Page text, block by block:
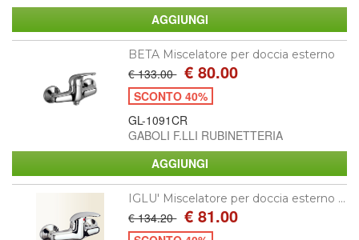
BETA Miscelatore per doccia esterno
€ 133.00 € 80.00
SCONTO 40%
GL-1091CR
GABOLI F.LLI RUBINETTERIA
IGLU' Miscelatore per doccia esterno ...
€ 134.20 € 81.00